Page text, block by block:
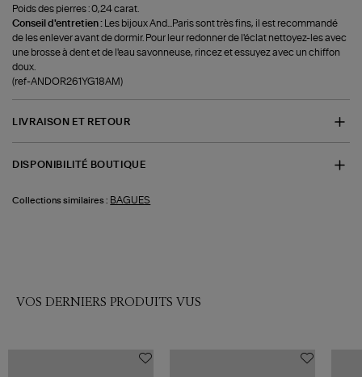
Poids des pierres : 0,24 carat.
Conseil d'entretien :
Les bijoux And...Paris sont très fins, il est recommandé
de les enlever avant de dormir. Pour leur redonner de l'éclat nettoyez-les avec
une brosse à dent et de l'eau savonneuse, rincez et essuyez avec un chiffon
doux.
(ref-ANDOR261YG18AM)
LIVRAISON ET RETOUR
DISPONIBILITÉ BOUTIQUE
Collections similaires : BAGUES
VOS DERNIERS PRODUITS VUS